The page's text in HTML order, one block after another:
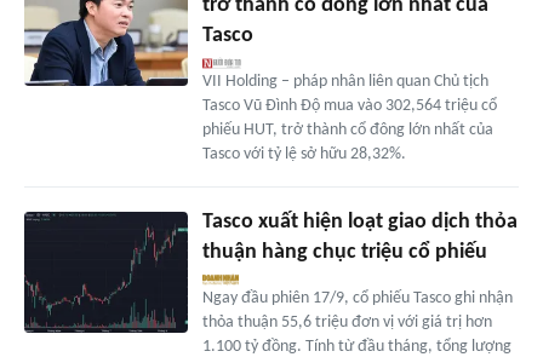
trở thành cô đông lớn nhất của
Tasco
VII Holding – pháp nhân liên quan Chủ tịch
Tasco Vũ Đình Độ mua vào 302,564 triệu cổ
phiếu HUT, trở thành cổ đông lớn nhất của
Tasco với tỷ lệ sở hữu 28,32%.
Tasco xuất hiện loạt giao dịch thỏa
thuận hàng chục triệu cổ phiếu
Ngay đầu phiên 17/9, cổ phiếu Tasco ghi nhận
thỏa thuận 55,6 triệu đơn vị với giá trị hơn
1.100 tỷ đồng. Tính từ đầu tháng, tổng lượng